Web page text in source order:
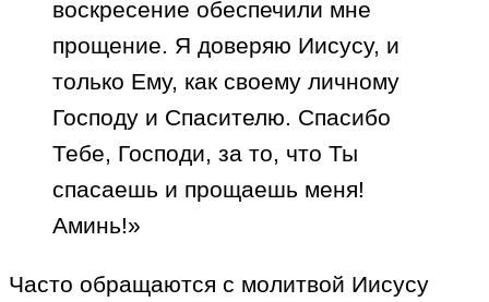
воскресение обеспечили мне
прощение. Я доверяю Иисусу, и
только Ему, как своему личному
Господу и Спасителю. Спасибо
Тебе, Господи, за то, что Ты
спасаешь и прощаешь меня!
Аминь!»
Часто обращаются с молитвой Иисусу